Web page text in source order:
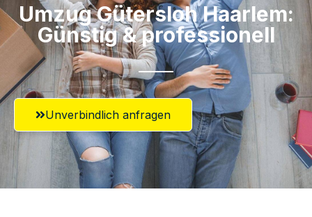
Umzug Gütersloh​ Haarlem:
Günstig & professionell​
Unverbindlich anfragen